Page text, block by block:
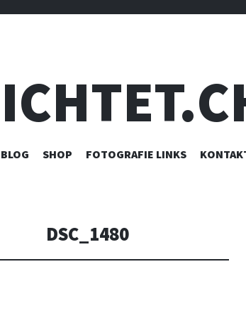
ZUM
BLOG SHOP FOTOGRAFIE LINKS
DSC_1480